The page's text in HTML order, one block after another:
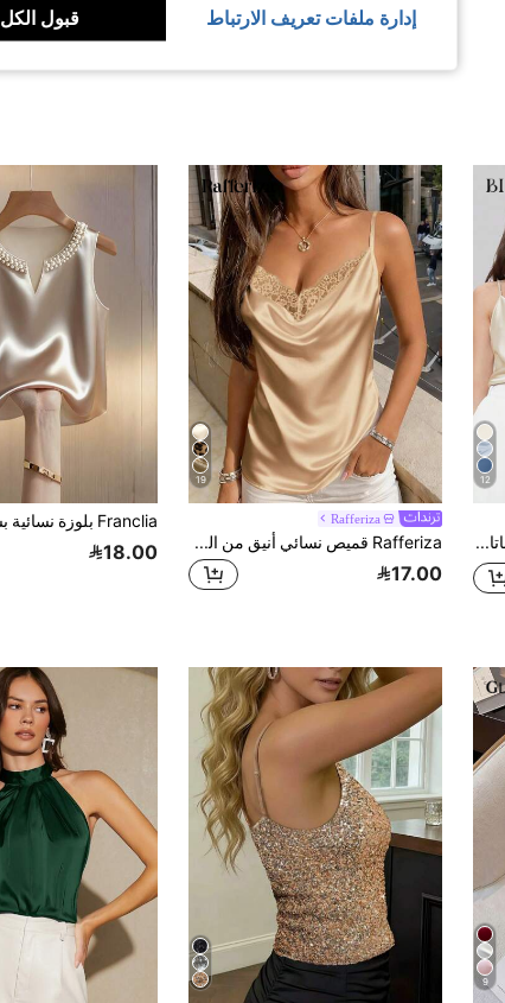
12
BizChic كاميسول نسائي من الساتان بياقة كول بلون سادة للربيع، أنيق وبسيط وعملي للتنقل اليومي والمواعيد والعطلات، مناسب ليوم الاستقلال وموسم التخرج ومهرجانات الموسيقى، بتصميم نحيف وأنيق ومتعدد الاستخدامات، فاخر للصيف والمناسبات الاجتماعية والحفلات والخروجات والشاطئ والمكتب، بأسلوب فرنسي عتيق ومنعش
19
Rafferiza
Rafferiza قميص نسائي أنيق من الدانتيل والساتان باللون الأسود والذهبي، بلوزة نسائية أنيقة من الدانتيل والساتان
17.00
18.00
9
إدارة ملفات تعريف الارتباط قبول الكل